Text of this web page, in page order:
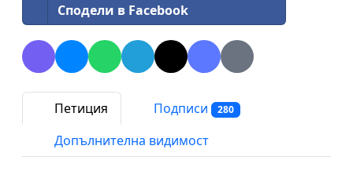
Сподели в Facebook
Петиция Подписи 280
Допълнителна видимост